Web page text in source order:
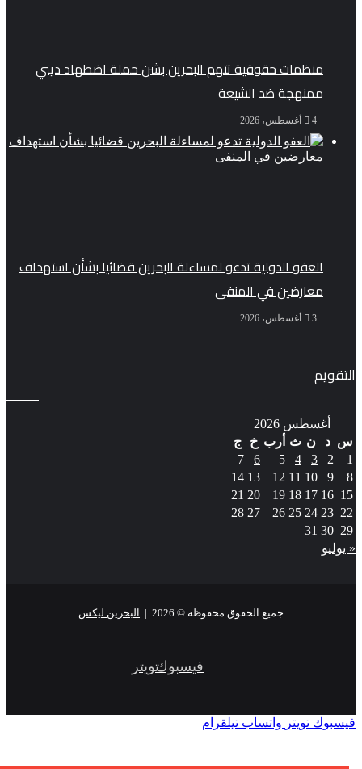
منظمات حقوقية تتهم البحرين بشن حملة اضطهاد ديني
ممنهجة ضد الشيعة
4 أغسطس، 2026
العفو الدولية تدعو لمساءلة البحرين قضائيا بشأن استهداف
معارضين في المنفى
3 أغسطس، 2026
التقويم
أغسطس 2026
س
د ن ث أرب خ
ج
1
2
3
4
5
6
7
8
9
10
11
12
13
14
15
16
17
18
19
20
21
22
23
24
25
26
27
28
29
30
31
« يوليو
جميع الحقوق محفوظة © 2026 | البحرين ليكس
فيسبوكتويتر
فيسبوك تويتر واتساب تيلقرام